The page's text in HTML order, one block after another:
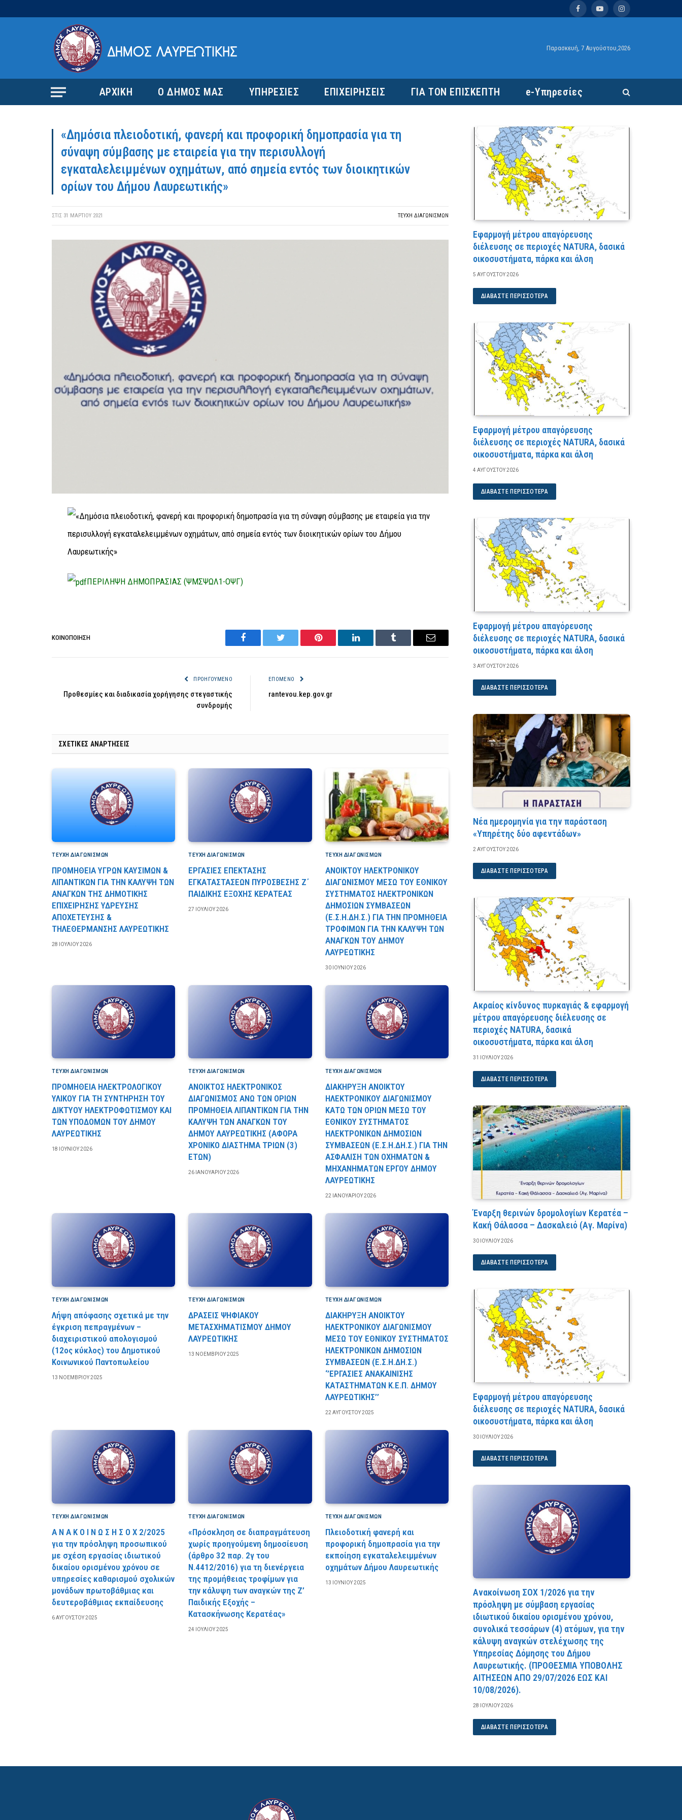
FacebookYouTubeInstagram
Παρασκευή, 7 Αυγούστου,2026
ΑΡΧΙΚΗ Ο ΔΗΜΟΣ ΜΑΣ ΥΠΗΡΕΣΙΕΣ ΕΠΙΧΕΙΡΗΣΕΙΣ ΓΙΑ ΤΟΝ ΕΠΙΣΚΕΠΤΗ e-Υπηρεσίες
«Δημόσια πλειοδοτική, φανερή και προφορική δημοπρασία για τη
σύναψη σύμβασης με εταιρεία για την περισυλλογή
εγκαταλελειμμένων οχημάτων, από σημεία εντός των διοικητικών
ορίων του Δήμου Λαυρεωτικής»
ΣΤΙΣ 31 ΜΑΡΤΊΟΥ 2021 ΤΕΎΧΗ ΔΙΑΓΩΝΙΣΜΏΝ
ΠΕΡΙΛΗΨΗ ΔΗΜΟΠΡΑΣΙΑΣ (ΨΜΣΨΩΛ1-ΟΨΓ)
ΚΟΙΝΟΠΟΊΗΣΗ
Facebook Twitter Pinterest LinkedIn Tumblr Email
ΠΡΟΗΓΟΎΜΕΝΟ
Προθεσμίες και διαδικασία χορήγησης στεγαστικής
συνδρομής
ΕΠΌΜΕΝΟ
rantevou.kep.gov.gr
ΣΧΕΤΙΚΈΣ ΑΝΑΡΤΉΣΕΙΣ
ΤΕΎΧΗ ΔΙΑΓΩΝΙΣΜΏΝ
ΠΡΟΜΗΘΕΙΑ ΥΓΡΩΝ ΚΑΥΣΙΜΩΝ &
ΛΙΠΑΝΤΙΚΩΝ ΓΙΑ ΤΗΝ ΚΑΛΥΨΗ ΤΩΝ
ΑΝΑΓΚΩΝ ΤΗΣ ΔΗΜΟΤΙΚΗΣ
ΕΠΙΧΕΙΡΗΣΗΣ ΥΔΡΕΥΣΗΣ
ΑΠΟΧΕΤΕΥΣΗΣ &
ΤΗΛΕΘΕΡΜΑΝΣΗΣ ΛΑΥΡΕΩΤΙΚΗΣ
28 ΙΟΥΛΊΟΥ 2026
ΤΕΎΧΗ ΔΙΑΓΩΝΙΣΜΏΝ
ΕΡΓΑΣΙΕΣ ΕΠΕΚΤΑΣΗΣ
ΕΓΚΑΤΑΣΤΑΣΕΩΝ ΠΥΡΟΣΒΕΣΗΣ Ζ΄
ΠΑΙΔΙΚΗΣ ΕΞΟΧΗΣ ΚΕΡΑΤΕΑΣ
27 ΙΟΥΛΊΟΥ 2026
ΤΕΎΧΗ ΔΙΑΓΩΝΙΣΜΏΝ
ΑΝΟΙΚΤΟΥ ΗΛΕΚΤΡΟΝΙΚΟΥ
ΔΙΑΓΩΝΙΣΜΟΥ ΜΕΣΩ ΤΟΥ ΕΘΝΙΚΟΥ
ΣΥΣΤΗΜΑΤΟΣ ΗΛΕΚΤΡΟΝΙΚΩΝ
ΔΗΜΟΣΙΩΝ ΣΥΜΒΑΣΕΩΝ
(Ε.Σ.Η.ΔΗ.Σ.) ΓΙΑ ΤΗΝ ΠΡΟΜΗΘΕΙΑ
ΤΡΟΦΙΜΩΝ ΓΙΑ ΤΗΝ ΚΑΛΥΨΗ ΤΩΝ
ΑΝΑΓΚΩΝ ΤΟΥ ΔΗΜΟΥ
ΛΑΥΡΕΩΤΙΚΗΣ
30 ΙΟΥΝΊΟΥ 2026
ΤΕΎΧΗ ΔΙΑΓΩΝΙΣΜΏΝ
ΠΡΟΜΗΘΕΙΑ ΗΛΕΚΤΡΟΛΟΓΙΚΟΥ
ΥΛΙΚΟΥ ΓΙΑ ΤΗ ΣΥΝΤΗΡΗΣΗ ΤΟΥ
ΔΙΚΤΥΟΥ ΗΛΕΚΤΡΟΦΩΤΙΣΜΟΥ ΚΑΙ
ΤΩΝ ΥΠΟΔΟΜΩΝ ΤΟΥ ΔΗΜΟΥ
ΛΑΥΡΕΩΤΙΚΗΣ
18 ΙΟΥΝΊΟΥ 2026
ΤΕΎΧΗ ΔΙΑΓΩΝΙΣΜΏΝ
ΑΝΟΙΚΤΟΣ ΗΛΕΚΤΡΟΝΙΚΟΣ
ΔΙΑΓΩΝΙΣΜΟΣ ΑΝΩ ΤΩΝ ΟΡΙΩΝ
ΠΡΟΜΗΘΕΙΑ ΛΙΠΑΝΤΙΚΩΝ ΓΙΑ ΤΗΝ
ΚΑΛΥΨΗ ΤΩΝ ΑΝΑΓΚΩΝ ΤΟΥ
ΔΗΜΟΥ ΛΑΥΡΕΩΤΙΚΗΣ (ΑΦΟΡΑ
ΧΡΟΝΙΚΟ ΔΙΑΣΤΗΜΑ ΤΡΙΩΝ (3)
ΕΤΩΝ)
26 ΙΑΝΟΥΑΡΊΟΥ 2026
ΤΕΎΧΗ ΔΙΑΓΩΝΙΣΜΏΝ
ΔΙΑΚΗΡΥΞΗ ΑΝΟΙΚΤΟΥ
ΗΛΕΚΤΡΟΝΙΚΟΥ ΔΙΑΓΩΝΙΣΜΟΥ
ΚΑΤΩ ΤΩΝ ΟΡΙΩΝ ΜΕΣΩ ΤΟΥ
ΕΘΝΙΚΟΥ ΣΥΣΤΗΜΑΤΟΣ
ΗΛΕΚΤΡΟΝΙΚΩΝ ΔΗΜΟΣΙΩΝ
ΣΥΜΒΑΣΕΩΝ (Ε.Σ.Η.ΔΗ.Σ.) ΓΙΑ ΤΗΝ
ΑΣΦΑΛΙΣΗ ΤΩΝ ΟΧΗΜΑΤΩΝ &
ΜΗΧΑΝΗΜΑΤΩΝ ΕΡΓΟΥ ΔΗΜΟΥ
ΛΑΥΡΕΩΤΙΚΗΣ
22 ΙΑΝΟΥΑΡΊΟΥ 2026
ΤΕΎΧΗ ΔΙΑΓΩΝΙΣΜΏΝ
Λήψη απόφασης σχετικά με την
έγκριση πεπραγμένων –
διαχειριστικού απολογισμού
(12ος κύκλος) του Δημοτικού
Κοινωνικού Παντοπωλείου
13 ΝΟΕΜΒΡΊΟΥ 2025
ΤΕΎΧΗ ΔΙΑΓΩΝΙΣΜΏΝ
ΔΡΑΣΕΙΣ ΨΗΦΙΑΚΟΥ
ΜΕΤΑΣΧΗΜΑΤΙΣΜΟΥ ΔΗΜΟΥ
ΛΑΥΡΕΩΤΙΚΗΣ
13 ΝΟΕΜΒΡΊΟΥ 2025
ΤΕΎΧΗ ΔΙΑΓΩΝΙΣΜΏΝ
ΔΙΑΚΗΡΥΞΗ ΑΝΟΙΚΤΟΥ
ΗΛΕΚΤΡΟΝΙΚΟΥ ΔΙΑΓΩΝΙΣΜΟΥ
ΜΕΣΩ ΤΟΥ ΕΘΝΙΚΟΥ ΣΥΣΤΗΜΑΤΟΣ
ΗΛΕΚΤΡΟΝΙΚΩΝ ΔΗΜΟΣΙΩΝ
ΣΥΜΒΑΣΕΩΝ (Ε.Σ.Η.ΔΗ.Σ.)
‘’ΕΡΓΑΣΙΕΣ ΑΝΑΚΑΙΝΙΣΗΣ
ΚΑΤΑΣΤΗΜΑΤΩΝ Κ.Ε.Π. ΔΗΜΟΥ
ΛΑΥΡΕΩΤΙΚΗΣ’’
22 ΑΥΓΟΎΣΤΟΥ 2025
ΤΕΎΧΗ ΔΙΑΓΩΝΙΣΜΏΝ
Α Ν Α Κ Ο Ι Ν Ω Σ Η Σ Ο Χ 2/2025
για την πρόσληψη προσωπικού
με σχέση εργασίας ιδιωτικού
δικαίου ορισμένου χρόνου σε
υπηρεσίες καθαρισμού σχολικών
μονάδων πρωτοβάθμιας και
δευτεροβάθμιας εκπαίδευσης
6 ΑΥΓΟΎΣΤΟΥ 2025
ΤΕΎΧΗ ΔΙΑΓΩΝΙΣΜΏΝ
«Πρόσκληση σε διαπραγμάτευση
χωρίς προηγούμενη δημοσίευση
(άρθρο 32 παρ. 2γ του
Ν.4412/2016) για τη διενέργεια
της προμήθειας τροφίμων για
την κάλυψη των αναγκών της Ζ’
Παιδικής Εξοχής –
Κατασκήνωσης Κερατέας»
24 ΙΟΥΛΊΟΥ 2025
ΤΕΎΧΗ ΔΙΑΓΩΝΙΣΜΏΝ
Πλειοδοτική φανερή και
προφορική δημοπρασία για την
εκποίηση εγκαταλελειμμένων
οχημάτων Δήμου Λαυρεωτικής
13 ΙΟΥΝΊΟΥ 2025
Εφαρμογή μέτρου απαγόρευσης
διέλευσης σε περιοχές NATURA, δασικά
οικοσυστήματα, πάρκα και άλση
5 ΑΥΓΟΎΣΤΟΥ 2026
ΔΙΑΒΆΣΤΕ ΠΕΡΙΣΣΌΤΕΡΑ
Εφαρμογή μέτρου απαγόρευσης
διέλευσης σε περιοχές NATURA, δασικά
οικοσυστήματα, πάρκα και άλση
4 ΑΥΓΟΎΣΤΟΥ 2026
ΔΙΑΒΆΣΤΕ ΠΕΡΙΣΣΌΤΕΡΑ
Εφαρμογή μέτρου απαγόρευσης
διέλευσης σε περιοχές NATURA, δασικά
οικοσυστήματα, πάρκα και άλση
3 ΑΥΓΟΎΣΤΟΥ 2026
ΔΙΑΒΆΣΤΕ ΠΕΡΙΣΣΌΤΕΡΑ
Νέα ημερομηνία για την παράσταση
«Υπηρέτης δύο αφεντάδων»
2 ΑΥΓΟΎΣΤΟΥ 2026
ΔΙΑΒΆΣΤΕ ΠΕΡΙΣΣΌΤΕΡΑ
Ακραίος κίνδυνος πυρκαγιάς & εφαρμογή
μέτρου απαγόρευσης διέλευσης σε
περιοχές NATURA, δασικά
οικοσυστήματα, πάρκα και άλση
31 ΙΟΥΛΊΟΥ 2026
ΔΙΑΒΆΣΤΕ ΠΕΡΙΣΣΌΤΕΡΑ
Έναρξη θερινών δρομολογίων Κερατέα –
Κακή Θάλασσα – Δασκαλειό (Αγ. Μαρίνα)
30 ΙΟΥΛΊΟΥ 2026
ΔΙΑΒΆΣΤΕ ΠΕΡΙΣΣΌΤΕΡΑ
Εφαρμογή μέτρου απαγόρευσης
διέλευσης σε περιοχές NATURA, δασικά
οικοσυστήματα, πάρκα και άλση
30 ΙΟΥΛΊΟΥ 2026
ΔΙΑΒΆΣΤΕ ΠΕΡΙΣΣΌΤΕΡΑ
Ανακοίνωση ΣΟΧ 1/2026 για την
πρόσληψη με σύμβαση εργασίας
ιδιωτικού δικαίου ορισμένου χρόνου,
συνολικά τεσσάρων (4) ατόμων, για την
κάλυψη αναγκών στελέχωσης της
Υπηρεσίας Δόμησης του Δήμου
Λαυρεωτικής. (ΠPOΘEΣMIA YΠOBOΛHΣ
AITHΣEΩN AΠO 29/07/2026 EΩΣ KAI
10/08/2026).
28 ΙΟΥΛΊΟΥ 2026
ΔΙΑΒΆΣΤΕ ΠΕΡΙΣΣΌΤΕΡΑ